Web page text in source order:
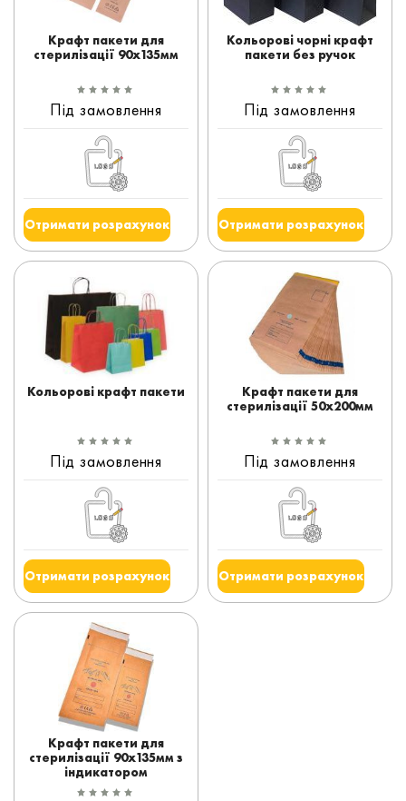
Крафт пакети для
стерилізації 90x135мм
Під замовлення
Отримати розрахунок
Кольорові чорні крафт
пакети без ручок
Під замовлення
Отримати розрахунок
Кольорові крафт пакети
Під замовлення
Отримати розрахунок
Крафт пакети для
стерилізації 50x200мм
Під замовлення
Отримати розрахунок
Крафт пакети для
стерилізації 90x135мм з
індикатором